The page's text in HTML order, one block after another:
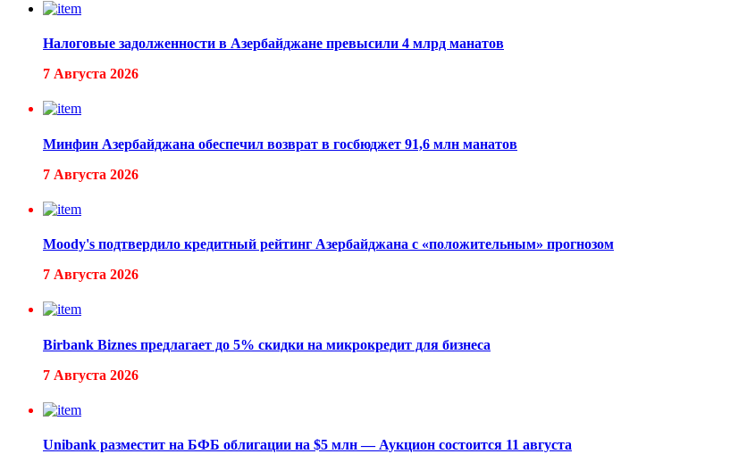
Налоговые задолженности в Азербайджане превысили 4 млрд манатов
7 Августа 2026
Минфин Азербайджана обеспечил возврат в госбюджет 91,6 млн манатов
7 Августа 2026
Moody's подтвердило кредитный рейтинг Азербайджана с «положительным» прогнозом
7 Августа 2026
Birbank Biznes предлагает до 5% скидки на микрокредит для бизнеса
7 Августа 2026
Unibank разместит на БФБ облигации на $5 млн — Аукцион состоится 11 августа